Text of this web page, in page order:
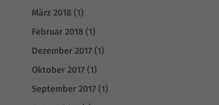
März 2018(1)
Februar 2018(1)
Dezember 2017(1)
Oktober 2017(1)
September 2017(1)